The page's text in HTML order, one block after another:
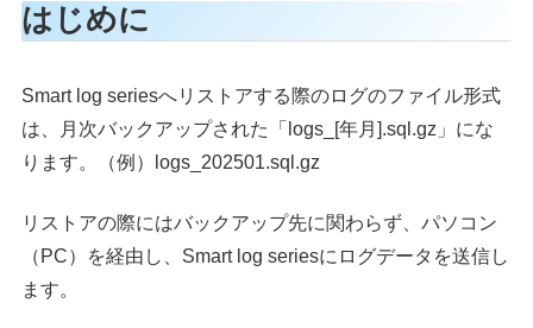
はじめに
Smart log seriesへリストアする際のログのファイル形式
は、月次バックアップされた「logs_[年月].sql.gz」にな
ります。（例）logs_202501.sql.gz
リストアの際にはバックアップ先に関わらず、パソコン
（PC）を経由し、Smart log seriesにログデータを送信し
ます。